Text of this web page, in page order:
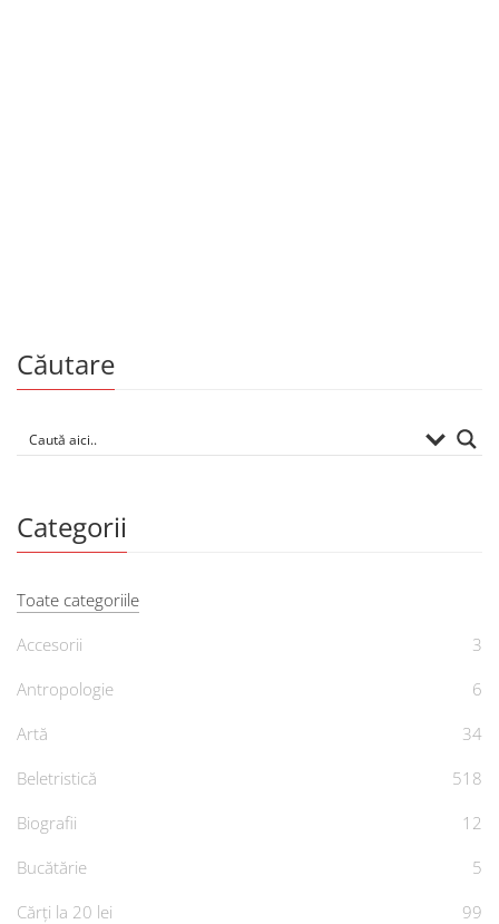
Căutare
Categorii
Toate categoriile
Accesorii
3
Antropologie
6
Artă
34
Beletristică
518
Biografii
12
Bucătărie
5
Cărți la 20 lei
99